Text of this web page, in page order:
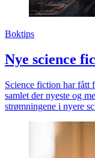
Boktips
Nye science
Science fiction har fått
samlet der nyeste og
strømningene i nyere